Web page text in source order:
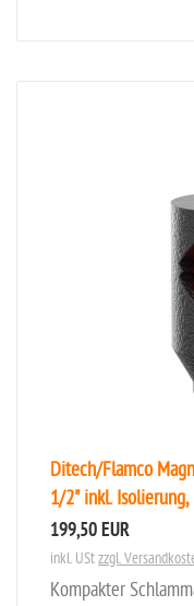
Ditech/Flamco
1/2" inkl. Isolierung,
199,50 EUR
inkl. UStzzgl.
Kompakter